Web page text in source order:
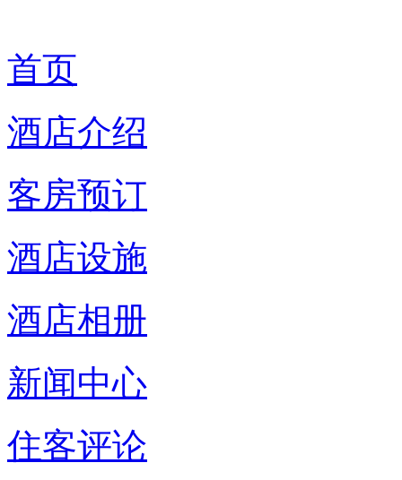
首页
酒店介绍
客房预订
酒店设施
酒店相册
新闻中心
住客评论